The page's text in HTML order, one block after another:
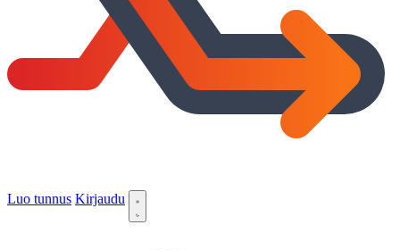
Luo tunnus Kirjaudu